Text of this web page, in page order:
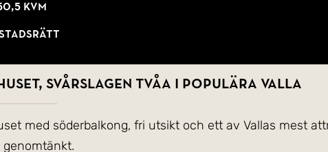
kvm
svårslagen tvåa i populära Valla
med söderbalkong, fri utsikt och ett av Vallas mest